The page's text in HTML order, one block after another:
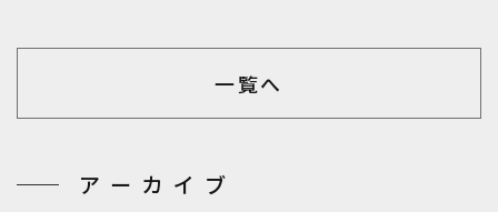
一覧へ
アーカイブ